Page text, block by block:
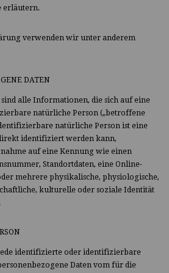
erläutern.
verwenden wir unter anderem
DATEN
alle Informationen, die sich auf eine
natürliche Person („betroffene
natürliche Person ist eine
identifiziert werden kann,
auf eine Kennung wie einen
Standortdaten, eine Online-
mehrere physikalische, physiologische,
kulturelle oder soziale Identität
identifizierte oder identifizierbare
Daten vom für die